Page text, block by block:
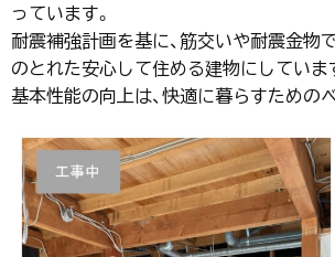
っています。
耐震補強計画を基に、筋交いや耐震金物
のとれた安心して住める建物にしていま
基本性能の向上は、快適に暮らすための